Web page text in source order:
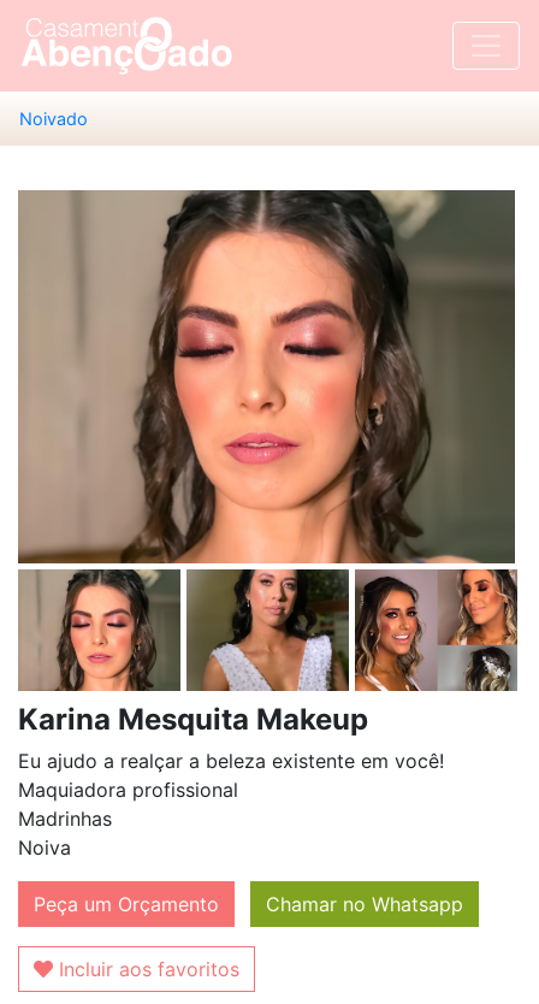
Noivado
Karina Mesquita Makeup
Eu ajudo a realçar a beleza existente em você!
Maquiadora profissional
Madrinhas
Noiva
Peça um Orçamento Chamar no Whatsapp
Incluir aos favoritos